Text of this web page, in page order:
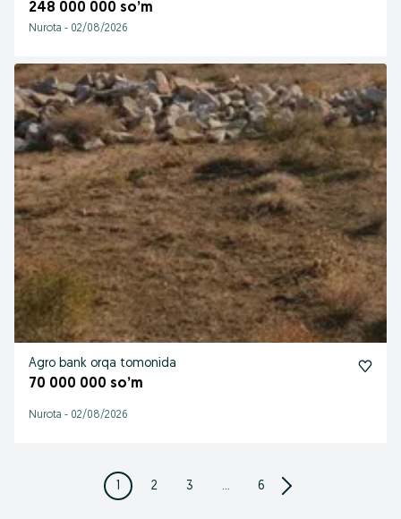
248 000 000 so’m
Nurota - 02/08/2026
Agro bank orqa tomonida
70 000 000 so’m
Nurota - 02/08/2026
1 2 3 ... 6